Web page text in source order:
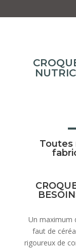
Toutes
Un maximum
faut de
rigoureux de